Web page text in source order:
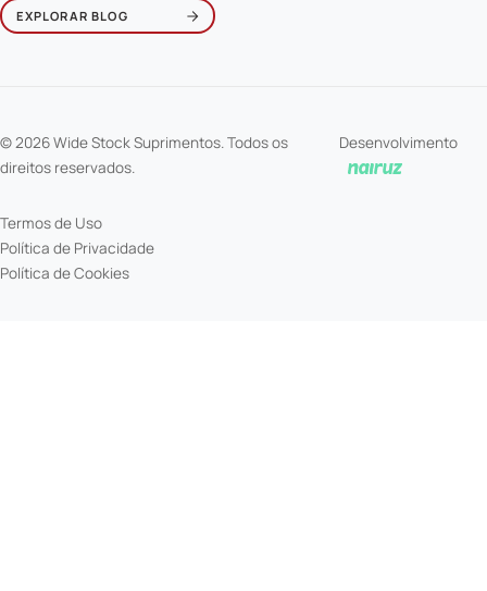
EXPLORAR BLOG
© 2026 Wide Stock Suprimentos. Todos os
direitos reservados.
Desenvolvimento
Termos de Uso
Política de Privacidade
Política de Cookies